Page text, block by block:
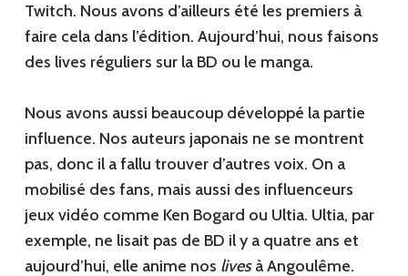
Twitch. Nous avons d’ailleurs été les premiers à
faire cela dans l’édition. Aujourd’hui, nous faisons
des lives réguliers sur la BD ou le manga.
Nous avons aussi beaucoup développé la partie
influence. Nos auteurs japonais ne se montrent
pas, donc il a fallu trouver d’autres voix. On a
mobilisé des fans, mais aussi des influenceurs
jeux vidéo comme Ken Bogard ou Ultia. Ultia, par
exemple, ne lisait pas de BD il y a quatre ans et
aujourd’hui, elle anime nos livesà Angoulême.